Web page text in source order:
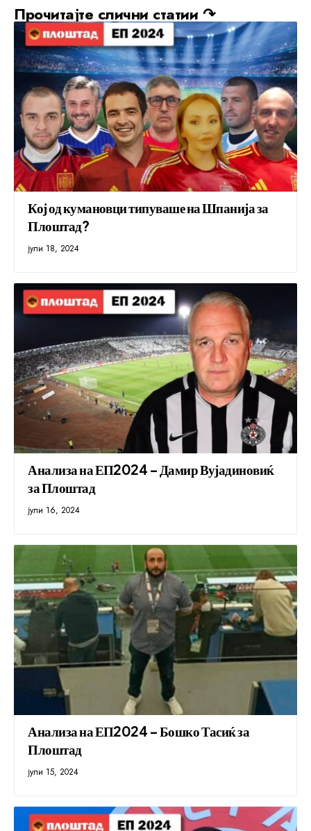
Прочитајте слични статии ↷
Кој од кумановци типуваше на Шпанија за
Плоштад?
јули 18, 2024
Анализа на ЕП2024 – Дамир Вујадиновиќ
за Плоштад
јули 16, 2024
Анализа на ЕП2024 – Бошко Тасиќ за
Плоштад
јули 15, 2024